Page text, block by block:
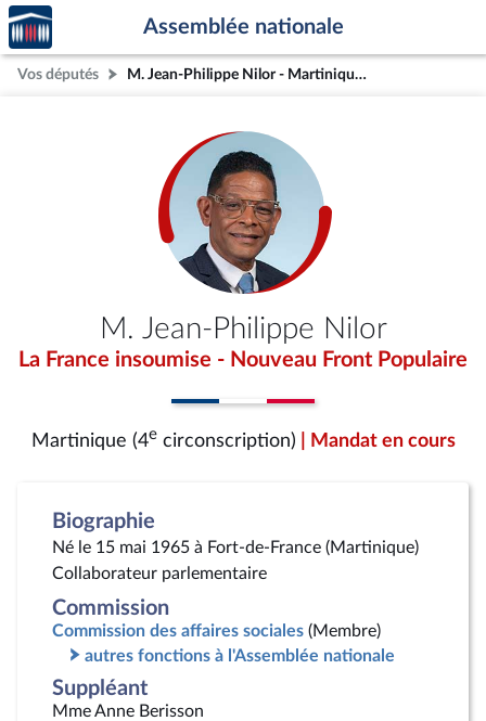
Aller au contenu
Aller en bas de la page
Accèder
à la
page
d'accueil
Assemblée nationale
Vos députés M. Jean-Philippe Nilor - Martinique (4e circonscription)
M. Jean-Philippe Nilor
La France insoumise - Nouveau Front Populaire
Martinique (4ecirconscription) | Mandat en cours
Biographie
Né le 15 mai 1965 à Fort-de-France (Martinique)
Collaborateur parlementaire
Commission
Commission des affaires sociales (Membre)
autres fonctions à l'Assemblée nationale
Suppléant
Mme Anne Berisson